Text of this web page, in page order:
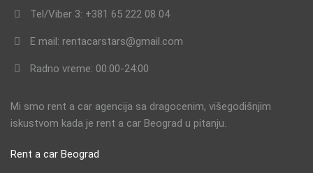
Tel/Viber 3: +381 65 222 08 04
E mail: rentacarstars@gmail.com
Radno vreme: 00:00-24:00
Mi smo rent a car agencija sa dragocenim, višegodišnjim
iskustvom kada je rent a car Beograd u pitanju.
Rent a car Beograd